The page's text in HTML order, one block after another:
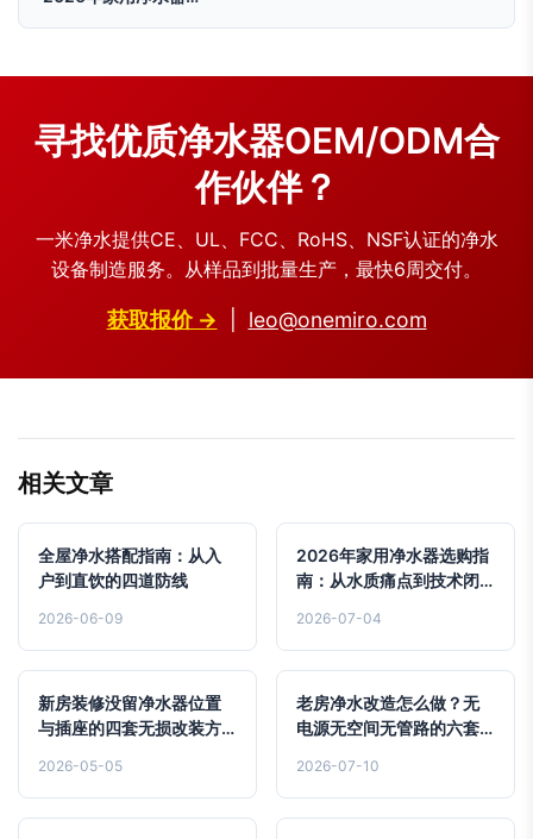
寻找优质净水器OEM/ODM合
作伙伴？
一米净水提供CE、UL、FCC、RoHS、NSF认证的净水
设备制造服务。从样品到批量生产，最快6周交付。
获取报价 → leo@onemiro.com
相关文章
全屋净水搭配指南：从入
户到直饮的四道防线
2026-06-09
2026年家用净水器选购指
南：从水质痛点到技术闭
2026-07-04
新房装修没留净水器位置
与插座的四套无损改装方
2026-05-05
老房净水改造怎么做？无
电源无空间无管路的六套
2026-07-10